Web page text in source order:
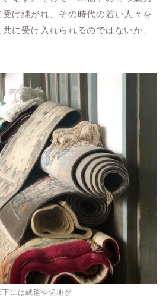
け継がれ、その時代の若い人々を
に受け入れられるのではないか、
下には絨毯や切地が